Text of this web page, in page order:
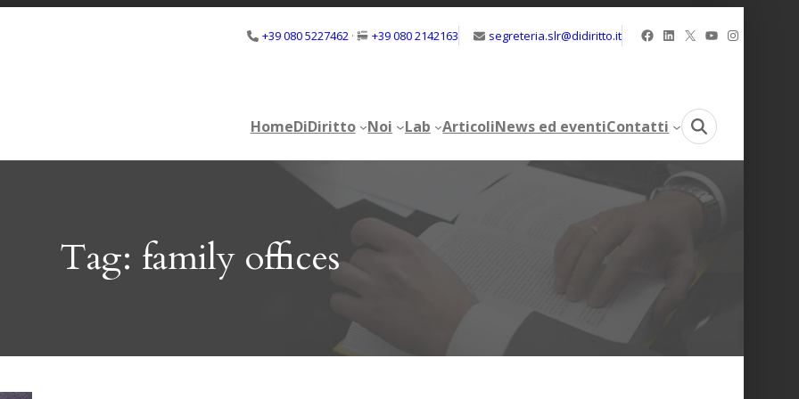
+39 080 5227462 · +39 080 2142163 segreteria.slr@didiritto.it Facebook
LinkedIn
X YouTube
Instagram
HomeDiDiritto Noi Lab ArticoliNews ed eventiContatti
Tag: family offices